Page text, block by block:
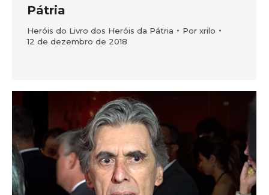
Pátria
Heróis do Livro dos Heróis da Pátria Por xrilo
12 de dezembro de 2018